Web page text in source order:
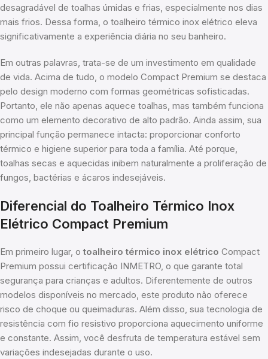
desagradável de toalhas úmidas e frias, especialmente nos dias
mais frios. Dessa forma, o toalheiro térmico inox elétrico eleva
significativamente a experiência diária no seu banheiro.
Em outras palavras, trata-se de um investimento em qualidade
de vida. Acima de tudo, o modelo Compact Premium se destaca
pelo design moderno com formas geométricas sofisticadas.
Portanto, ele não apenas aquece toalhas, mas também funciona
como um elemento decorativo de alto padrão. Ainda assim, sua
principal função permanece intacta: proporcionar conforto
térmico e higiene superior para toda a família. Até porque,
toalhas secas e aquecidas inibem naturalmente a proliferação de
fungos, bactérias e ácaros indesejáveis.
Diferencial do Toalheiro Térmico Inox
Elétrico Compact Premium
Em primeiro lugar, o toalheiro térmico inox elétrico Compact
Premium possui certificação INMETRO, o que garante total
segurança para crianças e adultos. Diferentemente de outros
modelos disponíveis no mercado, este produto não oferece
risco de choque ou queimaduras. Além disso, sua tecnologia de
resistência com fio resistivo proporciona aquecimento uniforme
e constante. Assim, você desfruta de temperatura estável sem
variações indesejadas durante o uso.